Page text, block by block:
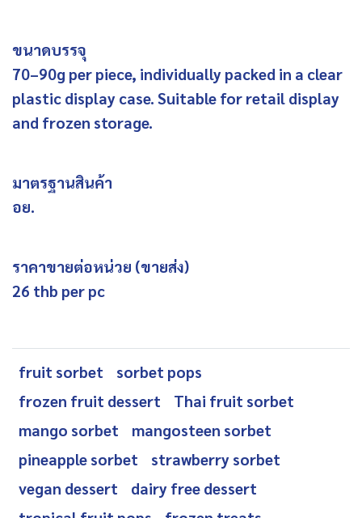
ขนาดบรรจุ
70–90g per piece, individually packed in a clear
plastic display case. Suitable for retail display
and frozen storage.
มาตรฐานสินค้า
อย.
ราคาขายต่อหน่วย (ขายส่ง)
26 thb per pc
fruit sorbet
sorbet pops
frozen fruit dessert
Thai fruit sorbet
mango sorbet
mangosteen sorbet
pineapple sorbet
strawberry sorbet
vegan dessert
dairy free dessert